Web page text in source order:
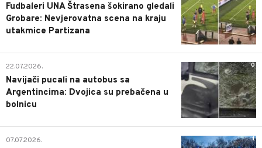
Fudbaleri UNA Štrasena šokirano gledali
Grobare: Nevjerovatna scena na kraju
utakmice Partizana
0
22.07.2026.
Navijači pucali na autobus sa
Argentincima: Dvojica su prebačena u
bolnicu
1
07.07.2026.